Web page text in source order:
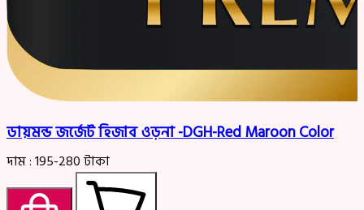
ডায়মন্ড জর্জেট হিজাব ওড়না -DGH-Red Maroon Color
দাম :195-280টাকা